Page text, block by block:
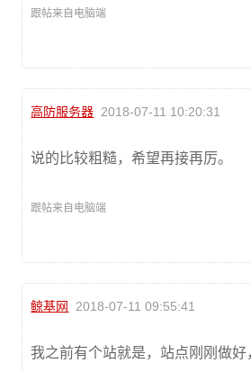
跟帖来自电脑端
高防服务器 2018-07-11 10:20:31
说的比较粗糙，希望再接再厉。
跟帖来自电脑端
鲸基网 2018-07-11 09:55:41
我之前有个站就是，站点刚刚做